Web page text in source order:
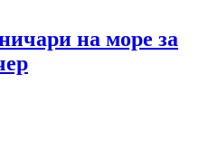
на море за